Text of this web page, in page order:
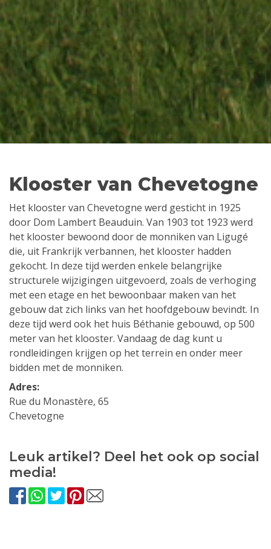
Klooster van Chevetogne
Het klooster van Chevetogne werd gesticht in 1925
door Dom Lambert Beauduin. Van 1903 tot 1923 werd
het klooster bewoond door de monniken van Ligugé
die, uit Frankrijk verbannen, het klooster hadden
gekocht. In deze tijd werden enkele belangrijke
structurele wijzigingen uitgevoerd, zoals de verhoging
met een etage en het bewoonbaar maken van het
gebouw dat zich links van het hoofdgebouw bevindt. In
deze tijd werd ook het huis Béthanie gebouwd, op 500
meter van het klooster. Vandaag de dag kunt u
rondleidingen krijgen op het terrein en onder meer
bidden met de monniken.
Adres:
Rue du Monastère, 65
Chevetogne
Leuk artikel? Deel het ook op social
media!